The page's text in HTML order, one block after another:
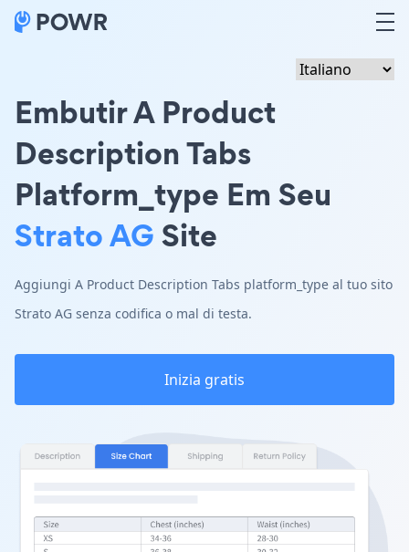
Embutir A Product
Description Tabs
Platform_type Em Seu
Strato AGSite
Aggiungi A Product Description Tabs platform_type al tuo sito
Strato AG senza codifica o mal di testa.
Inizia gratis